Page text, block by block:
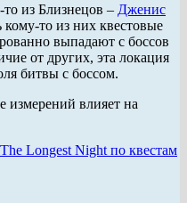
из Близнецов – Дженис
то из них квестовые
выпадают с боссов
от других, эта локация
битвы с боссом.
измерений влияет на
Longest Night по квестам